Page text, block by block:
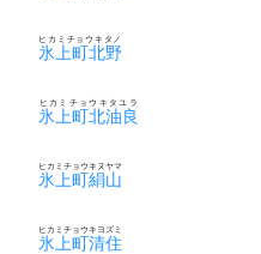
氷上町北野
ヒカミチョウキタノ
氷上町北油良
ヒカミチョウキタユラ
氷上町絹山
ヒカミチョウキヌヤマ
氷上町清住
ヒカミチョウキヨズミ